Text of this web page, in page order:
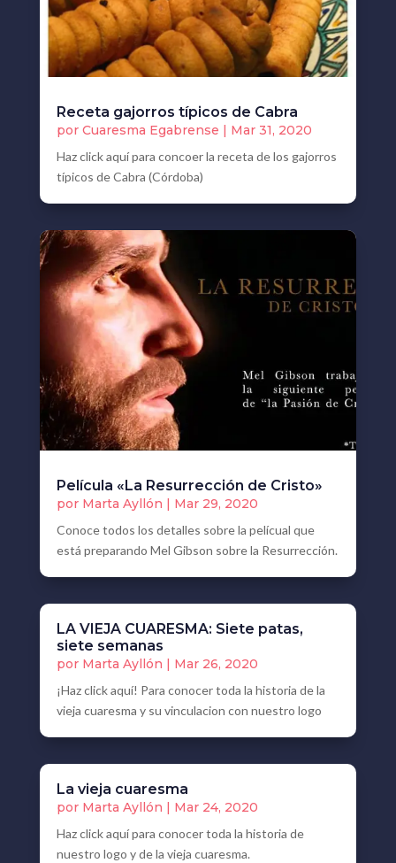
Receta gajorros típicos de Cabra
por Cuaresma Egabrense | Mar 31, 2020
Haz click aquí para concoer la receta de los gajorros
típicos de Cabra (Córdoba)
Película «La Resurrección de Cristo»
por Marta Ayllón | Mar 29, 2020
Conoce todos los detalles sobre la pelícual que
está preparando Mel Gibson sobre la Resurrección.
LA VIEJA CUARESMA: Siete patas,
siete semanas
por Marta Ayllón | Mar 26, 2020
¡Haz click aquí! Para conocer toda la historia de la
vieja cuaresma y su vinculacion con nuestro logo
La vieja cuaresma
por Marta Ayllón | Mar 24, 2020
Haz click aquí para conocer toda la historia de
nuestro logo y de la vieja cuaresma.